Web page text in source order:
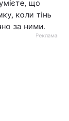
що
коли тінь
за ними.
Реклама